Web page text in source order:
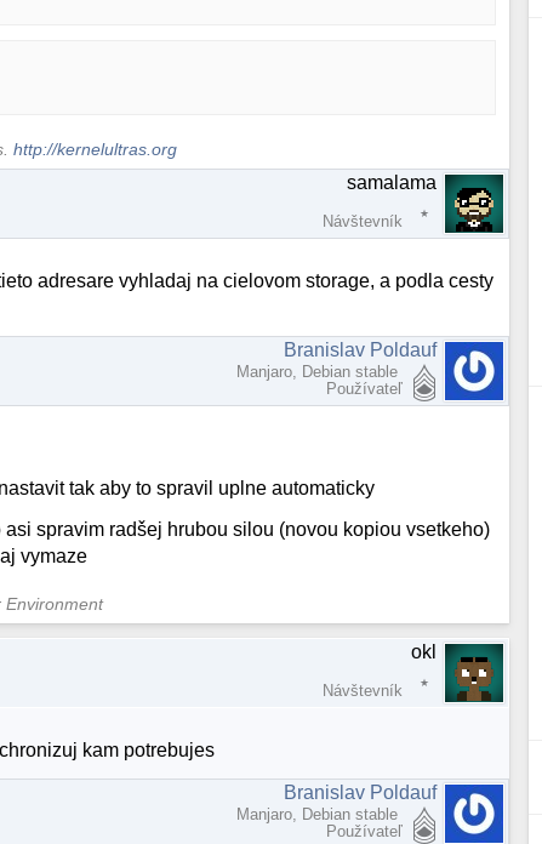
http://kernelultras.org
samalama
Návštevník
adresare vyhladaj na cielovom storage, a podla cesty
Branislav Poldauf
Manjaro, Debian stable
Používateľ
tak aby to spravil uplne automaticky
spravim radšej hrubou silou (novou kopiou vsetkeho)
vymaze
Environment
okl
Návštevník
kam potrebujes
Branislav Poldauf
Manjaro, Debian stable
Používateľ